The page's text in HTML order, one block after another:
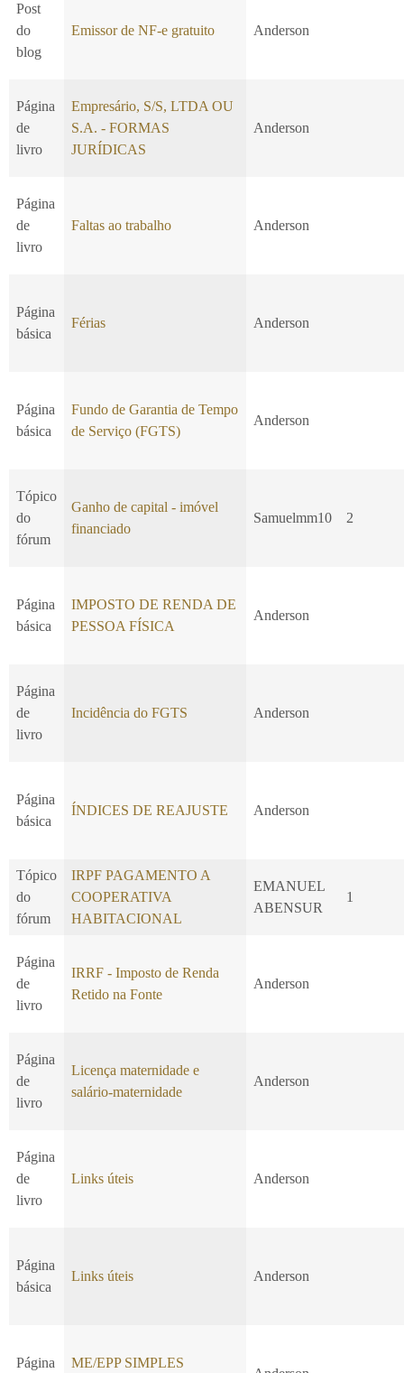
Post
do
blog
Emissor de NF-e gratuito Anderson
Página
de
livro
Empresário, S/S, LTDA OU
S.A. - FORMAS
JURÍDICAS
Anderson
Página
de
livro
Faltas ao trabalho Anderson
Página
básica
Férias Anderson
Página
básica
Fundo de Garantia de Tempo
de Serviço (FGTS)
Anderson
Tópico
do
fórum
Ganho de capital - imóvel
financiado
Samuelmm10 2
Página
básica
IMPOSTO DE RENDA DE
PESSOA FÍSICA
Anderson
Página
de
livro
Incidência do FGTS Anderson
Página
básica
ÍNDICES DE REAJUSTE Anderson
Tópico
do
fórum
IRPF PAGAMENTO A
COOPERATIVA
HABITACIONAL
EMANUEL
ABENSUR
1
Página
de
livro
IRRF - Imposto de Renda
Retido na Fonte
Anderson
Página
de
livro
Licença maternidade e
salário-maternidade
Anderson
Página
de
livro
Links úteis Anderson
Página
básica
Links úteis Anderson
Página ME/EPP SIMPLES